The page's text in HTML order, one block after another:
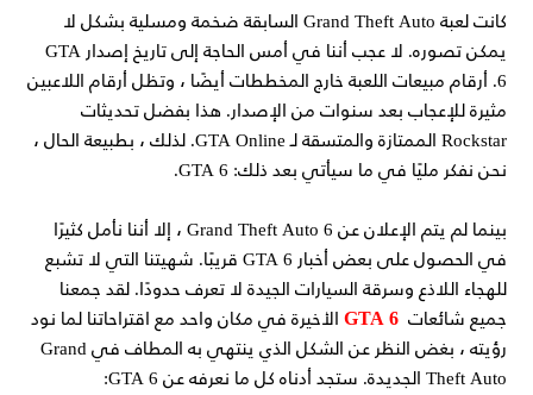
كانت لعبة Grand Theft Auto السابقة ضخمة ومسلية بشكل لا
يمكن تصوره. لا عجب أننا في أمس الحاجة إلى تاريخ إصدار GTA
6. أرقام مبيعات اللعبة خارج المخططات أيضًا ، وتظل أرقام اللاعبين
مثيرة للإعجاب بعد سنوات من الإصدار. هذا بفضل تحديثات
Rockstar الممتازة والمتسقة لـ GTA Online. لذلك ، بطبيعة الحال ،
نحن نفكر مليًا في ما سيأتي بعد ذلك: GTA 6.
بينما لم يتم الإعلان عن Grand Theft Auto 6 ، إلا أننا نأمل كثيرًا
في الحصول على بعض أخبار GTA 6 قريبًا. شهيتنا التي لا تشبع
للهجاء اللاذع وسرقة السيارات الجيدة لا تعرف حدودًا. لقد جمعنا
جميع شائعات GTA 6الأخيرة في مكان واحد مع اقتراحاتنا لما نود
رؤيته ، بغض النظر عن الشكل الذي ينتهي به المطاف في Grand
Theft Auto الجديدة. ستجد أدناه كل ما نعرفه عن GTA 6: